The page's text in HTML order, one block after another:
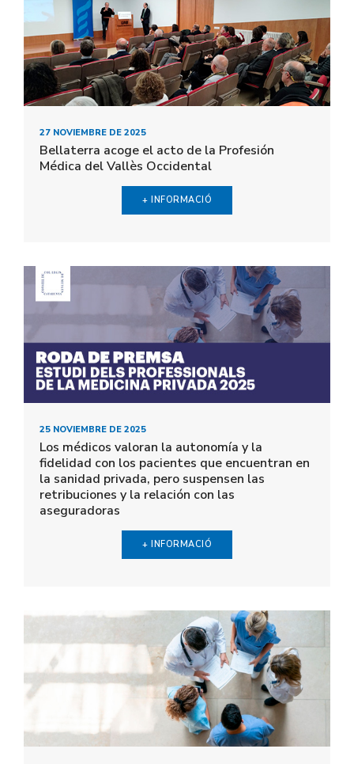
27 NOVIEMBRE DE 2025
Bellaterra acoge el acto de la Profesión
Médica del Vallès Occidental
+ INFORMACIÓ
25 NOVIEMBRE DE 2025
Los médicos valoran la autonomía y la
fidelidad con los pacientes que encuentran en
la sanidad privada, pero suspensen las
retribuciones y la relación con las
aseguradoras
+ INFORMACIÓ